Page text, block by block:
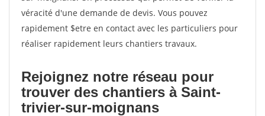
véracité d'une demande de devis. Vous pouvez
rapidement $etre en contact avec les particuliers pour
réaliser rapidement leurs chantiers travaux.
Rejoignez notre réseau pour
trouver des chantiers à Saint-
trivier-sur-moignans